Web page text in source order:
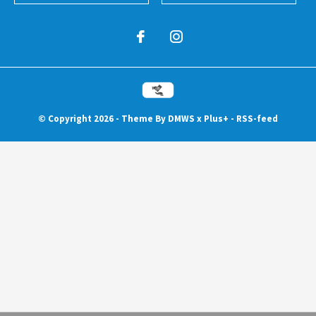
© Copyright 2026 - Theme By DMWS x Plus+ - RSS-feed